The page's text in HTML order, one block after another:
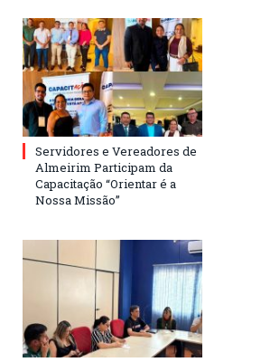
Servidores e Vereadores de
Almeirim Participam da
Capacitação “Orientar é a
Nossa Missão”